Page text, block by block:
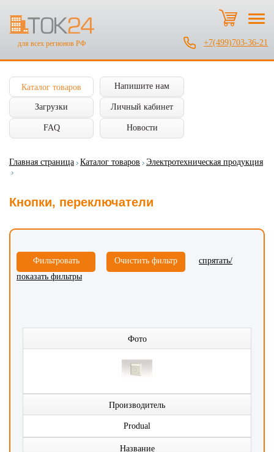
для всех регионов РФ +7(499)703-36-21
Каталог товаров Напишите нам
Загрузки Личный кабинет
FAQ Новости
Главная страница Каталог товаров Электротехническая продукция
Кнопки, переключатели
спрятать/
показать фильтры
Фото
Производитель
Produal
Название